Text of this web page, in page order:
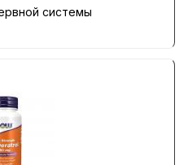
системы